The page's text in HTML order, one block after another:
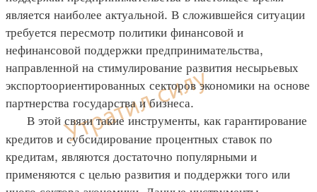
является наиболее актуальной. В сложившейся ситуации
требуется пересмотр политики финансовой и
нефинансовой поддержки предпринимательства,
направленной на стимулирование развития несырьевых
экспортоориентированных секторов экономики на основе
партнерства государства и бизнеса.
В этой связи такие инструменты, как гарантирование
кредитов и субсидирование процентных ставок по
кредитам, являются достаточно популярными и
применяются с целью развития и поддержки того или